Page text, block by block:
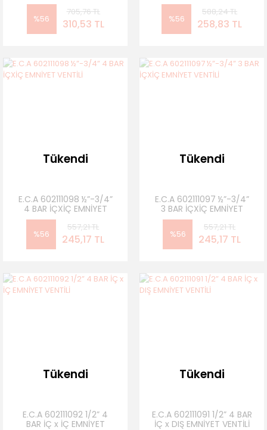
%56
705,76 TL
310,53 TL %56
588,24 TL
258,83 TL
Tükendi
E.C.A 602111098 ½”-3/4”
4 BAR İÇXİÇ EMNİYET
VENTİLİ
%56
557,21 TL
245,17 TL
Tükendi
E.C.A 602111097 ½”-3/4”
3 BAR İÇXİÇ EMNİYET
VENTİLİ
%56
557,21 TL
245,17 TL
Tükendi
E.C.A 602111092 1/2” 4
BAR İÇ x İÇ EMNİYET
Tükendi
E.C.A 602111091 1/2” 4 BAR
İÇ x DIŞ EMNİYET VENTİLİ